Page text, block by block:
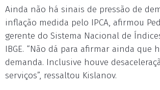
Ainda não há sinais de pressão de
inflação medida pelo IPCA, afirmou
gerente do Sistema Nacional de
IBGE. “Não dá para afirmar ainda que
demanda. Inclusive houve
serviços”, ressaltou Kislanov.